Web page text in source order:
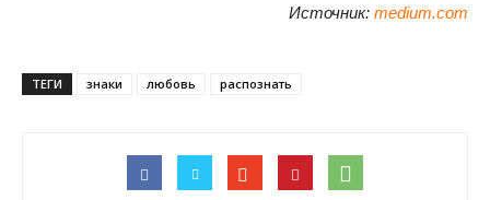
Источник: medium.com
ТЕГИ знаки любовь распознать